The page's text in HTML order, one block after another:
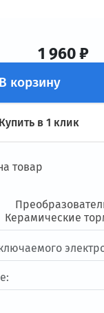
1 960 ₽
В корзину
Купить в 1 клик
товар
Керамические